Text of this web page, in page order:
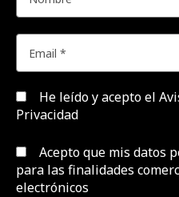
He leído y acepto el
Privacidad
Acepto que mis datos
para las finalidades
electrónicos